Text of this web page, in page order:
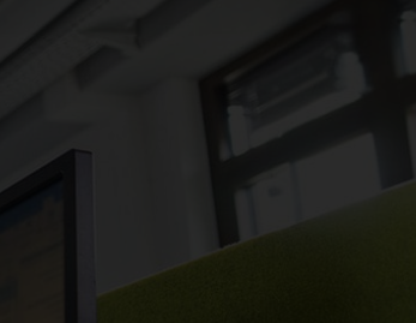
Von der Anfrage bis zur
Inbetriebnahme bist du
Anmeldung der Anlage.